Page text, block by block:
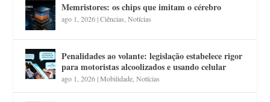
Memristores: os chips que imitam o cérebro
ago 1, 2026|Ciências ,Notícias
Penalidades ao volante: legislação estabelece rigor
para motoristas alcoolizados e usando celular
ago 1, 2026|Mobilidade ,Notícias